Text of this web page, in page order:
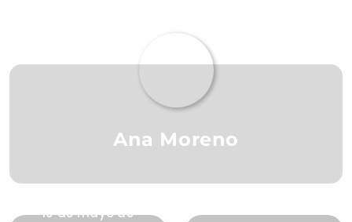
Ana Moreno
19 de mayo de